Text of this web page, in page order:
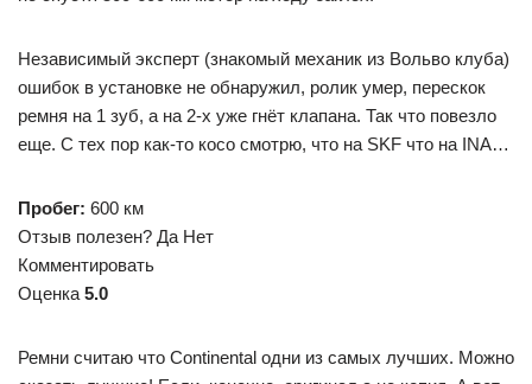
Независимый эксперт (знакомый механик из Вольво клуба)
ошибок в установке не обнаружил, ролик умер, перескок
ремня на 1 зуб, а на 2-х уже гнёт клапана. Так что повезло
еще. С тех пор как-то косо смотрю, что на SKF что на INA…
Пробег: 600 км
Отзыв полезен? Да Нет
Комментировать
Оценка 5.0
Ремни считаю что Continental одни из самых лучших. Можно